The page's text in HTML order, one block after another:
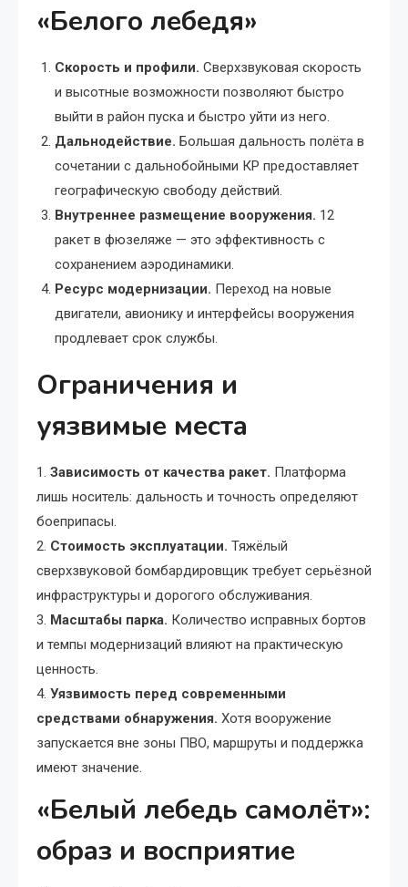
«Белого лебедя»
Скорость и профили. Сверхзвуковая скорость
и высотные возможности позволяют быстро
выйти в район пуска и быстро уйти из него.
Дальнодействие. Большая дальность полёта в
сочетании с дальнобойными КР предоставляет
географическую свободу действий.
Внутреннее размещение вооружения. 12
ракет в фюзеляже — это эффективность с
сохранением аэродинамики.
Ресурс модернизации. Переход на новые
двигатели, авионику и интерфейсы вооружения
продлевает срок службы.
Ограничения и
уязвимые места
1. Зависимость от качества ракет. Платформа
лишь носитель: дальность и точность определяют
боеприпасы.
2. Стоимость эксплуатации. Тяжёлый
сверхзвуковой бомбардировщик требует серьёзной
инфраструктуры и дорогого обслуживания.
3. Масштабы парка. Количество исправных бортов
и темпы модернизаций влияют на практическую
ценность.
4. Уязвимость перед современными
средствами обнаружения. Хотя вооружение
запускается вне зоны ПВО, маршруты и поддержка
имеют значение.
«Белый лебедь самолёт»:
образ и восприятие